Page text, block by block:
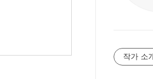
작가 소